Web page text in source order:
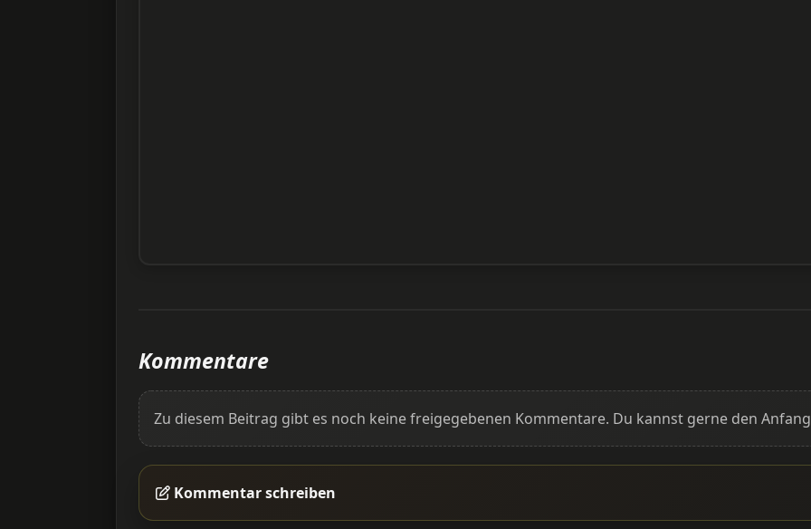
Kommentare
Zu diesem Beitrag gibt es noch keine freigegebenen Kommentare. Du kannst gerne den
Kommentar schreiben